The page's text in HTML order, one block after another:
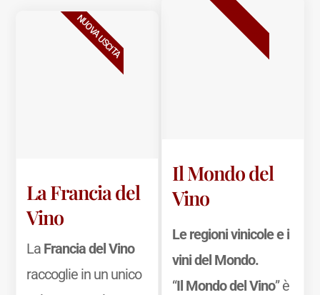
La Francia del
Vino
La Francia del Vino
raccoglie in un unico
NUOVA USCITA
Il Mondo del
Vino
Le regioni vinicole e i
vini del Mondo.
“Il Mondo del Vino” è
BESTSELLER